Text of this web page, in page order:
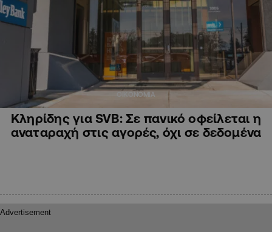
ΟΙΚΟΝΟΜΙΑ
Κληρίδης για SVB: Σε πανικό οφείλεται η
αναταραχή στις αγορές, όχι σε δεδομένα